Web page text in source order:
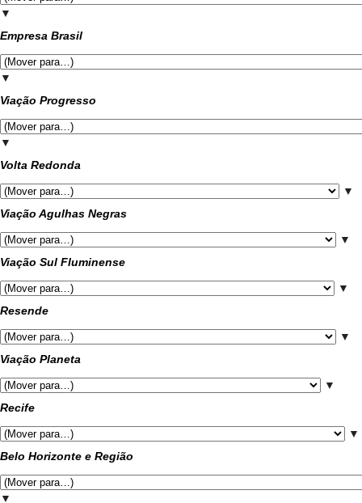
▼
Empresa Brasil
▼
Viação Progresso
▼
Volta Redonda
▼
Viação Agulhas Negras
▼
Viação Sul Fluminense
▼
Resende
▼
Viação Planeta
▼
Recife
▼
Belo Horizonte e Região
▼